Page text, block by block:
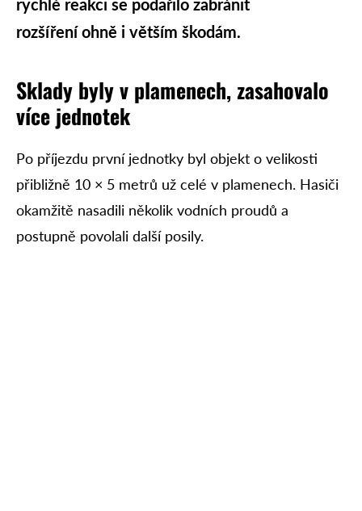
rychlé reakci se podařilo zabránit
rozšíření ohně i větším škodám.
Sklady byly v plamenech, zasahovalo
více jednotek
Po příjezdu první jednotky byl objekt o velikosti
přibližně 10 × 5 metrů už celé v plamenech. Hasiči
okamžitě nasadili několik vodních proudů a
postupně povolali další posily.